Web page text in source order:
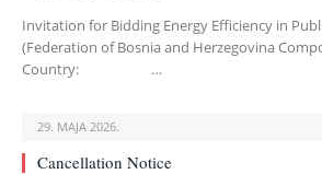
Invitation for Bidding Energy Efficiency in
(Federation of Bosnia and Herzegovina
Country: …
29. MAJA 2026.
Cancellation Notice